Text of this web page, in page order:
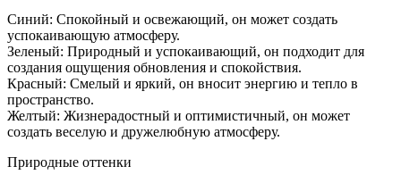
Синий: Спокойный и освежающий, он может создать
успокаивающую атмосферу.
Зеленый: Природный и успокаивающий, он подходит для
создания ощущения обновления и спокойствия.
Красный: Смелый и яркий, он вносит энергию и тепло в
пространство.
Желтый: Жизнерадостный и оптимистичный, он может
создать веселую и дружелюбную атмосферу.
Природные оттенки